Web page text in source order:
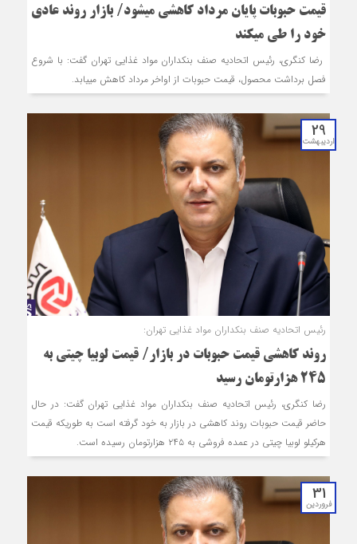
قیمت حبوبات پایان مرداد کاهشی می‎شود/ بازار روند عادی
خود را طی می‎کند
رضا کنگری، رئیس اتحادیه صنف بنکداران مواد غذایی تهران گفت: با شروع
فصل برداشت محصول، قیمت حبوبات از اواخر مرداد کاهش می‎یابد.
29
اردیبهشت
رئیس اتحادیه صنف بنکداران‌ مواد غذایی تهران:
روند کاهشی قیمت حبوبات در بازار/ قیمت لوبیا چیتی به
۲۴۵ هزارتومان رسید
رضا کنگری، رئیس اتحادیه صنف بنکداران‌ مواد غذایی تهران گفت: در حال
حاضر قیمت حبوبات روند کاهشی در بازار به خود گرفته است به طوریکه قیمت
هرکیلو لوبیا چیتی در عمده فروشی به ۲۴۵ هزارتومان رسیده است.
31
فروردین